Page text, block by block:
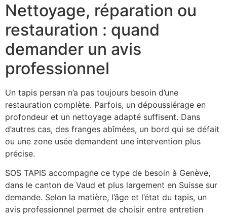
Nettoyage, réparation ou
restauration : quand
demander un avis
professionnel
Un tapis persan n’a pas toujours besoin d’une
restauration complète. Parfois, un dépoussiérage en
profondeur et un nettoyage adapté suffisent. Dans
d’autres cas, des franges abîmées, un bord qui se défait
ou une zone usée demandent une intervention plus
précise.
SOS TAPIS accompagne ce type de besoin à Genève,
dans le canton de Vaud et plus largement en Suisse sur
demande. Selon la matière, l’âge et l’état du tapis, un
avis professionnel permet de choisir entre entretien